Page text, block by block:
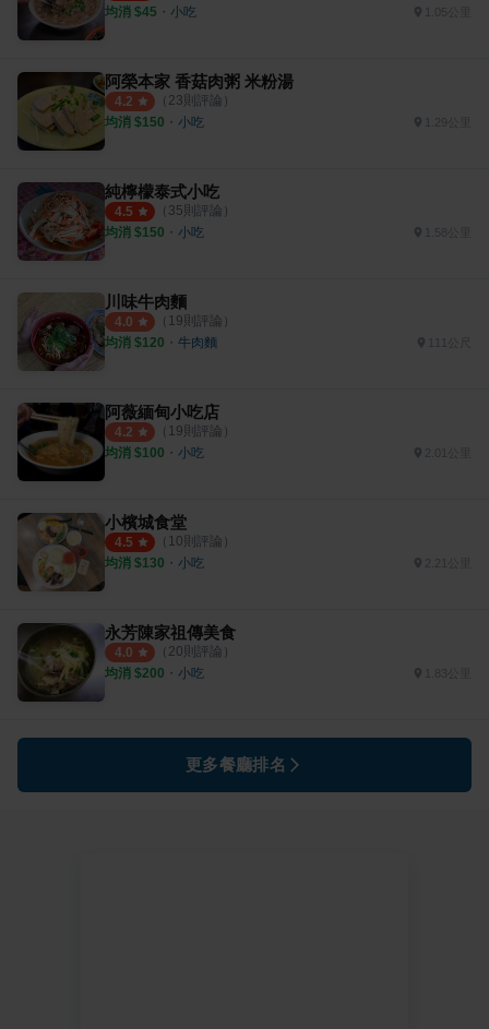
均消 $45 ・ 小吃 1.05公里
阿榮本家 香菇肉粥 米粉湯
4.2 （ 23則評論）
均消 $150 ・ 小吃
純檸檬泰式小吃
4.5 （ 35則評論）
均消 $150 ・ 小吃 1.58公里
川味牛肉麵
4.0 （ 19則評論）
均消 $120 ・ 牛肉麵
阿薇緬甸小吃店
4.2 （ 19則評論）
均消 $100 ・ 小吃
小檳城食堂
4.5 （ 10則評論）
均消 $130 ・ 小吃
永芳陳家祖傳美食
4.0 （ 20則評論）
均消 $200 ・ 小吃
更多餐廳排名